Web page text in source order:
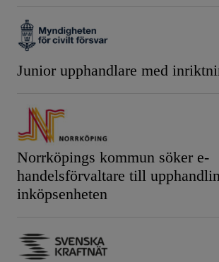
Junior upphandlare med
Norrköpings kommun söker e-
handelsförvaltare till
inköpsenheten